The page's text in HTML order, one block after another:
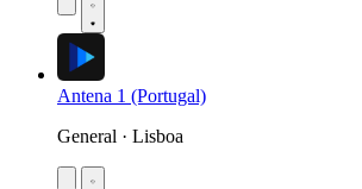
Antena 1 (Portugal)
General · Lisboa